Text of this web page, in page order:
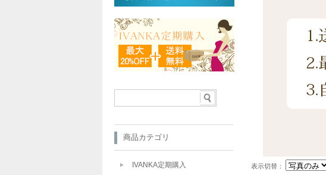
表示切替：
商品カテゴリ
IVANKA定期購入